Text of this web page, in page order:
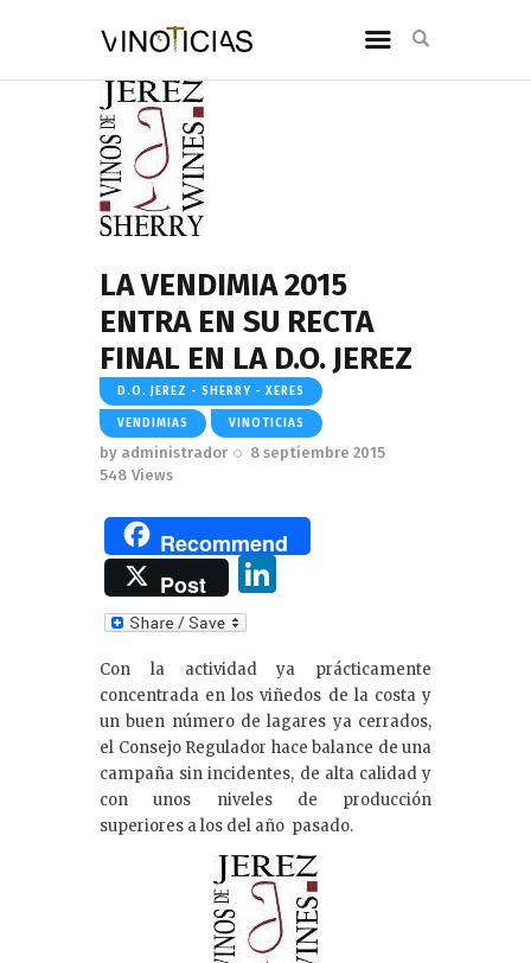
LA VENDIMIA 2015
ENTRA EN SU RECTA
FINAL EN LA D.O. JEREZ
D.O. JEREZ - SHERRY - XERES
VENDIMIAS VINOTICIAS
by administrador
8 septiembre 2015
548 Views
Recommend
Post
e
dI
n
Con la actividad ya prácticamente
concentrada en los viñedos de la costa y
un buen número de lagares ya cerrados,
el Consejo Regulador hace balance de una
campaña sin incidentes, de alta calidad y
con unos niveles de producción
superiores a los del año pasado.